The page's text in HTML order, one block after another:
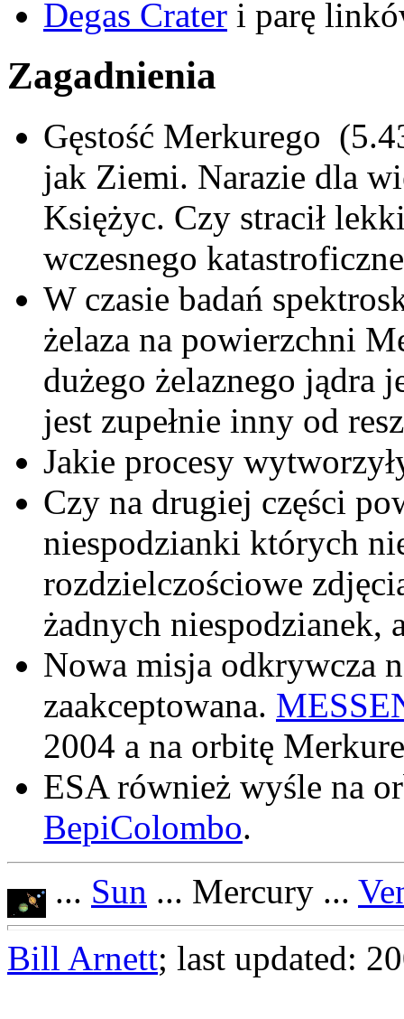
Degas Crater i parę
Zagadnienia
Gęstość Merkurego
jak Ziemi. Narazie dla
Księżyc. Czy stracił
wczesnego
W czasie badań
żelaza na powierzchni
dużego żelaznego jądra
jest zupełnie inny od
Jakie procesy
Czy na drugiej części
niespodzianki których
rozdzielczościowe
żadnych niespodzianek,
Nowa misja odkrywcza
zaakceptowana.
2004 a na orbitę
ESA również wyśle na
BepiColombo.
... Sun ... Mercury ...
Bill Arnett; last updated: